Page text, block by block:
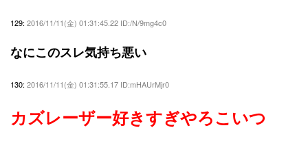
129: 2016/11/11(金) 01:31:45.22 ID:/N/9mg4c0
なにこのスレ気持ち悪い
130: 2016/11/11(金) 01:31:55.17 ID:mHAUrMjr0
カズレーザー好きすぎやろこいつ